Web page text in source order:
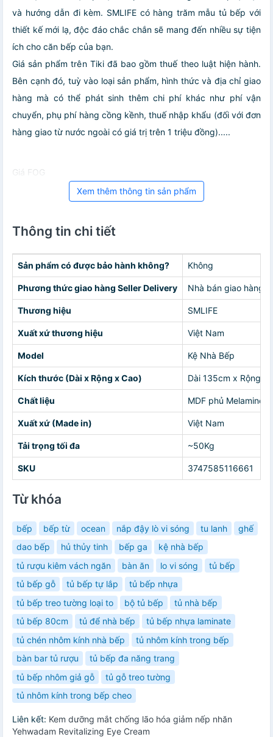
và hướng dẫn đi kèm. SMLIFE có hàng trăm mẫu tủ bếp với
thiết kế mới lạ, độc đáo chắc chắn sẽ mang đến nhiều sự tiện
ích cho căn bếp của bạn.
Giá sản phẩm trên Tiki đã bao gồm thuế theo luật hiện hành.
Bên cạnh đó, tuỳ vào loại sản phẩm, hình thức và địa chỉ giao
hàng mà có thể phát sinh thêm chi phí khác như phí vận
chuyển, phụ phí hàng cồng kềnh, thuế nhập khẩu (đối với đơn
hàng giao từ nước ngoài có giá trị trên 1 triệu đồng).....
Giá FOG
Xem thêm thông tin sản phẩm
Thông tin chi tiết
Sản phẩm có được bảo hành không? Không
Phương thức giao hàng Seller Delivery Nhà bán giao hàng
Thương hiệu SMLIFE
Xuất xứ thương hiệu Việt Nam
Model Kệ Nhà Bếp
Kích thước (Dài x Rộng x Cao) Dài 135cm x Rộng
Chất liệu MDF phủ Melamine,
Xuất xứ (Made in) Việt Nam
Tải trọng tối đa ~50Kg
SKU 3747585116661
Từ khóa
bếp bếp từ ocean nắp đậy lò vi sóng tu lanh
ghế
dao bếp
hủ thủy tinh bếp ga
kệ nhà bếp
tủ rượu kiêm vách ngăn
bàn ăn lo vi sóng
tủ bếp
tủ bếp gỗ
tủ bếp tự lắp
tủ bếp nhựa
tủ bếp treo tường loại to
bộ tủ bếp
tủ nhà bếp
tủ bếp 80cm
tủ để nhà bếp
tủ bếp nhựa laminate
tủ chén nhôm kính nhà bếp
tủ nhôm kính trong bếp
bàn bar tủ rượu
tủ bếp đa năng trang
tủ bếp nhôm giả gỗ
tủ gỗ treo tường
tủ nhôm kính trong bếp cheo
Liên kết: Kem dưỡng mắt chống lão hóa giảm nếp nhăn
Yehwadam Revitalizing Eye Cream